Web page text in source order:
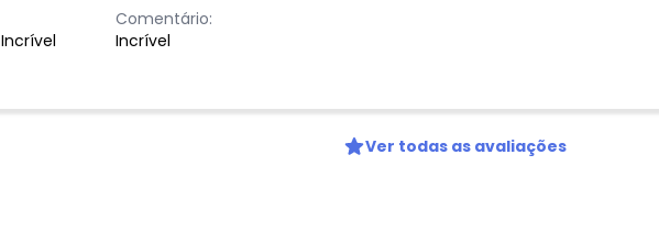
Incrível
Comentário:
Incrível
Ver todas as avaliações